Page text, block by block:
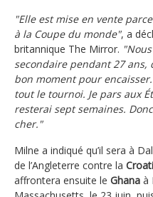
"Elle est mise en vente
à la Coupe du monde", a
britannique The Mirror.
secondaire pendant 27
bon moment pour
tout le tournoi. Je pars aux
resterai sept semaines.
cher."
Milne a indiqué qu’il sera à
de l’Angleterre contre la
affrontera ensuite le Ghana à